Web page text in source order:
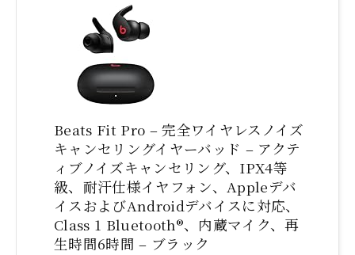
Beats Fit Pro – 完全ワイヤレスノイズ
キャンセリングイヤーバッド – アクテ
ィブノイズキャンセリング、IPX4等
級、耐汗仕様イヤフォン、Appleデバ
イスおよびAndroidデバイスに対応、
Class 1 Bluetooth®、内蔵マイク、再
生時間6時間 – ブラック